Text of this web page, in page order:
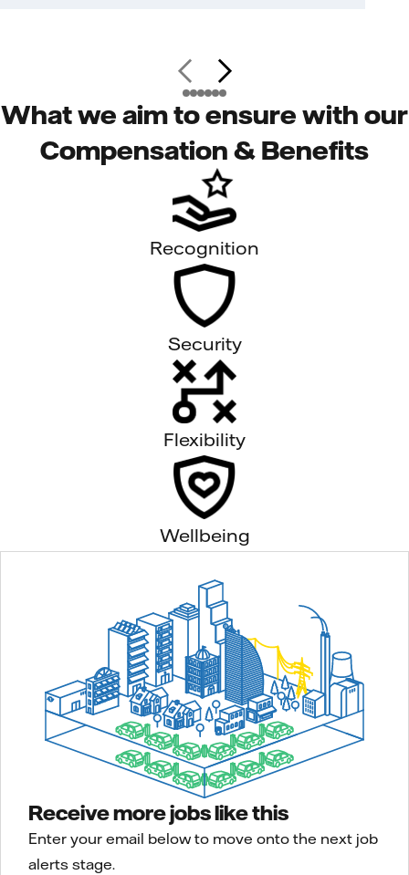
What we aim to ensure with our
Compensation & Benefits
Recognition
Security
Flexibility
Wellbeing
Receive more jobs like this
Enter your email below to move onto the next job
alerts stage.